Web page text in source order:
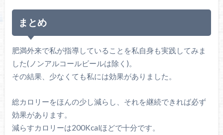
まとめ
肥満外来で私が指導していることを私自身も実践してみま
した(ノンアルコールビールは除く)。
その結果、少なくても私には効果がありました。
総カロリーをほんの少し減らし、それを継続できれば必ず
効果があります。
減らすカロリーは200Kcalほどで十分です。